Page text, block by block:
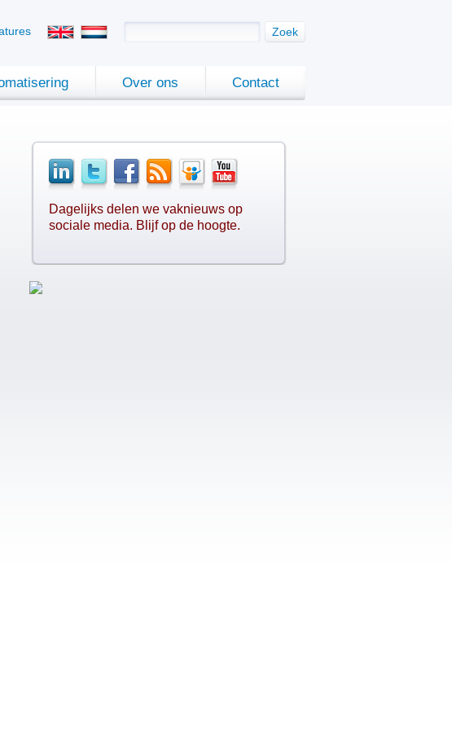
Over ons Contact
Zoek
Dagelijks delen we vaknieuws op
sociale media. Blijf op de hoogte.